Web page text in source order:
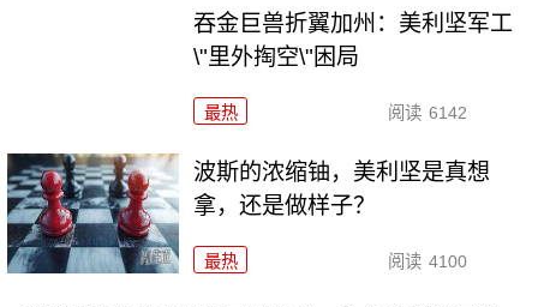
吞金巨兽折翼加州：美利坚军工
\"里外掏空\"困局
最热 阅读 6142
波斯的浓缩铀，美利坚是真想
拿，还是做样子？
最热 阅读 4100